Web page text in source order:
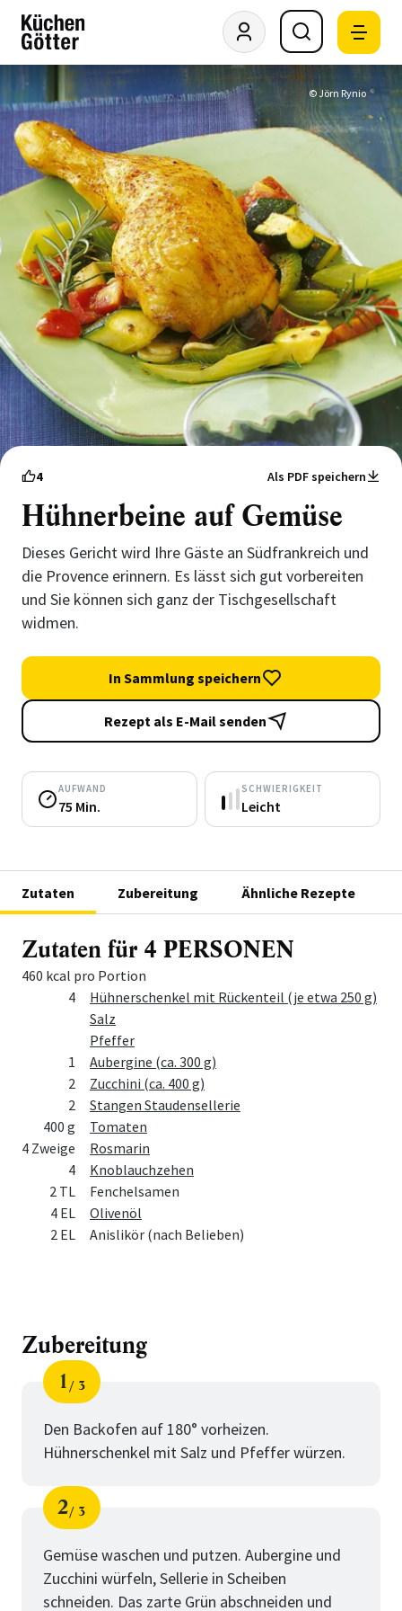
© Jörn Rynio
4 Als PDF speichern
Hühnerbeine auf Gemüse
Dieses Gericht wird Ihre Gäste an Südfrankreich und
die Provence erinnern. Es lässt sich gut vorbereiten
und Sie können sich ganz der Tischgesellschaft
widmen.
In Sammlung speichern
Rezept als E-Mail senden
AUFWAND
75 Min.
SCHWIERIGKEIT
Leicht
Zutaten Zubereitung Ähnliche Rezepte
Zutaten für 4 PERSONEN
460 kcal pro Portion
Zutat
4
Hühnerschenkel mit Rückenteil (je etwa 250 g)
Salz
Pfeffer
1
Aubergine (ca. 300 g)
2
Zucchini (ca. 400 g)
2
Stangen Staudensellerie
400 g
Tomaten
4 Zweige
Rosmarin
4
Knoblauchzehen
2 TL
Fenchelsamen
4 EL
Olivenöl
2 EL
Anislikör (nach Belieben)
Zubereitung
Schritt
1
von
3
Den Backofen auf 180° vorheizen.
Hühnerschenkel mit Salz und Pfeffer würzen.
Schritt
2
von
3
Gemüse waschen und putzen. Aubergine und
Zucchini würfeln, Sellerie in Scheiben
schneiden. Das zarte Grün abschneiden und